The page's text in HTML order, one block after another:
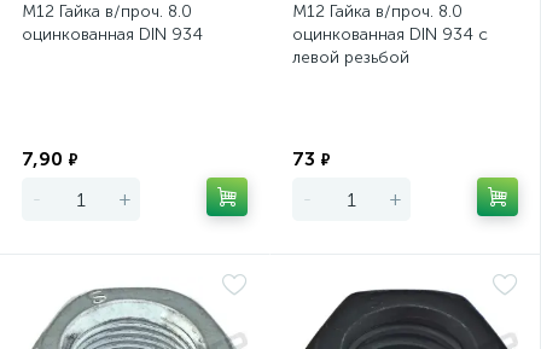
М12 Гайка в/проч. 8.0
оцинкованная DIN 934
7,90 ₽
- +
М12 Гайка в/проч. 8.0
оцинкованная DIN 934 с
левой резьбой
73 ₽
- +